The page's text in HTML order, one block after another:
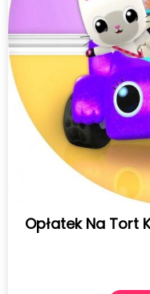
Opłatek Na Tort